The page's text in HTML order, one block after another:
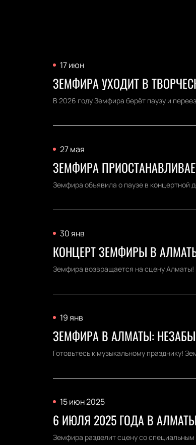
17 июн
ЗЕМФИРА УХОДИТ В
В 2026 году Земфира берёт паузу и
27 мая
ЗЕМФИРА
Земфира объявила о паузе в концертной
30 янв
КОНЦЕРТ ЗЕМФИРЫ В
Земфира возвращается на сцену Алматы!
19 янв
ЗЕМФИРА В АЛМАТЫ:
Готовьтесь к музыкальному празднику!
15 июн 2025
6 ИЮЛЯ 2025 ГОДА В
Земфира разделит сцену со